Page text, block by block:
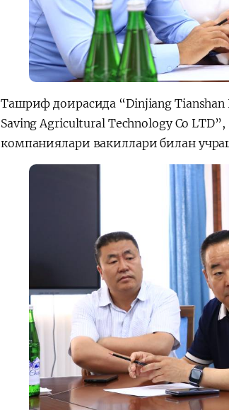
Ташриф доирасида “Dinjiang Tianshan
Saving Agricultural Technology Co
компаниялари вакиллари билан